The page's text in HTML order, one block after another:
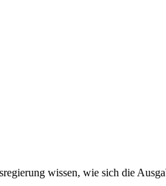
wissen, wie sich die